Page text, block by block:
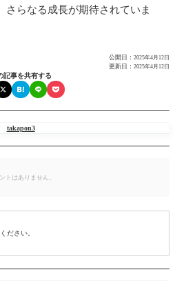
さらなる成長が期待されていま
公開日： 2025年4月12日
更新日： 2025年4月12日
記事を共有する
takapon3
トはありません。
ださい。